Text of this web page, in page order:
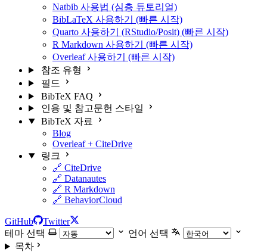
Natbib 사용법 (심층 튜토리얼)
BibLaTeX 사용하기 (빠른 시작)
Quarto 사용하기 (RStudio/Posit) (빠른 시작)
R Markdown 사용하기 (빠른 시작)
Overleaf 사용하기 (빠른 시작)
참조 유형
필드
BibTeX FAQ
인용 및 참고문헌 스타일
BibTeX 자료
Blog
Overleaf + CiteDrive
링크
🔗 CiteDrive
🔗 Datanautes
🔗 R Markdown
🔗 BehaviorCloud
GitHub
Twitter
테마 선택
언어 선택
목차